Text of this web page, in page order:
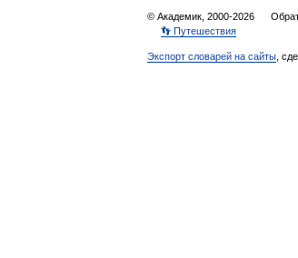
© Академик, 2000-2026
👣 Путешествия
Экспорт словарей на сайты ,